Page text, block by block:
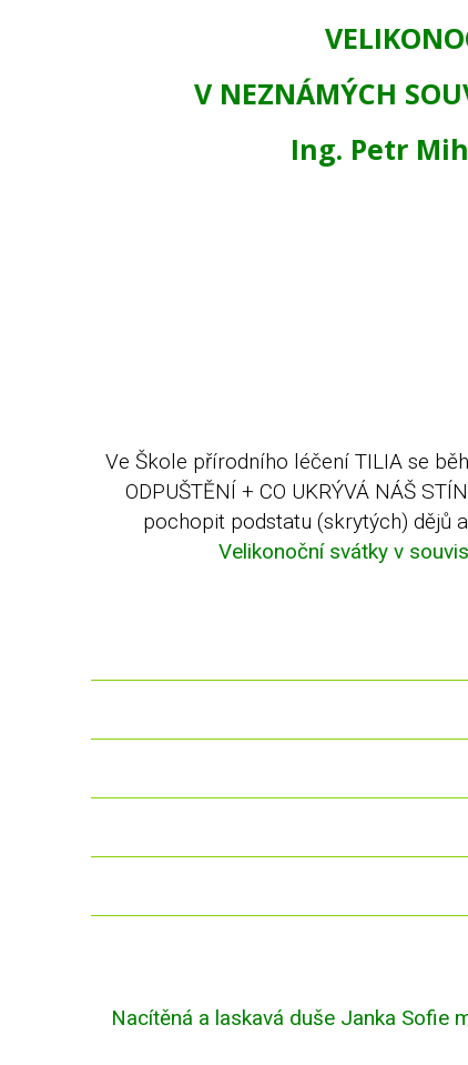
V NEZNÁMÝCH
Ing. Petr
Ve Škole přírodního léčení TILIA se
ODPUŠTĚNÍ + CO UKRÝVÁ NÁŠ
pochopit podstatu (skrytých) dějů
Velikonoční svátky v
Nacítěná a laskavá duše Janka Sofie